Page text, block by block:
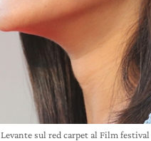
Levante sul red carpet al Film